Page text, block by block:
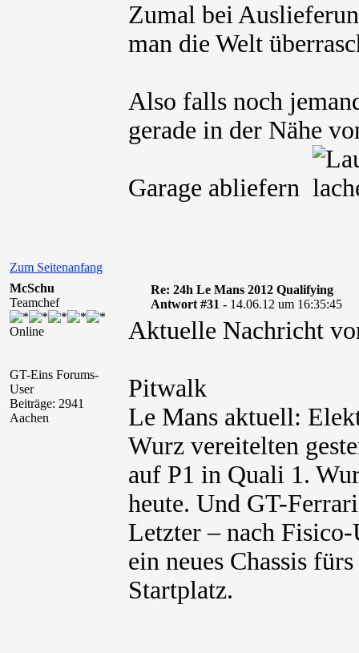
Zumal bei
man die Welt
Also falls noch
gerade in der Nähe
Garage abliefern
Zum Seitenanfang
McSchu
Teamchef
Online
GT-Eins Forums-
User
Beiträge: 2941
Aachen
Re: 24h Le Mans 2012 Qualifying
Antwort #31 - 14.06.12 um 16:35:45
Aktuelle Nachricht
Pitwalk
Le Mans aktuell:
Wurz vereitelten
auf P1 in Quali 1.
heute. Und GT-
Letzter – nach
ein neues Chassis
Startplatz.